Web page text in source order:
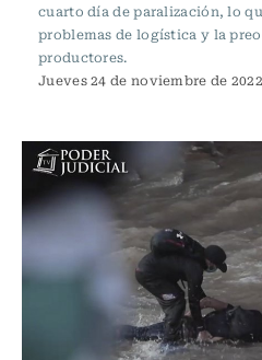
cuarto día de paralización, lo
problemas de logística y la
productores.
Jueves 24 de noviembre de 2022